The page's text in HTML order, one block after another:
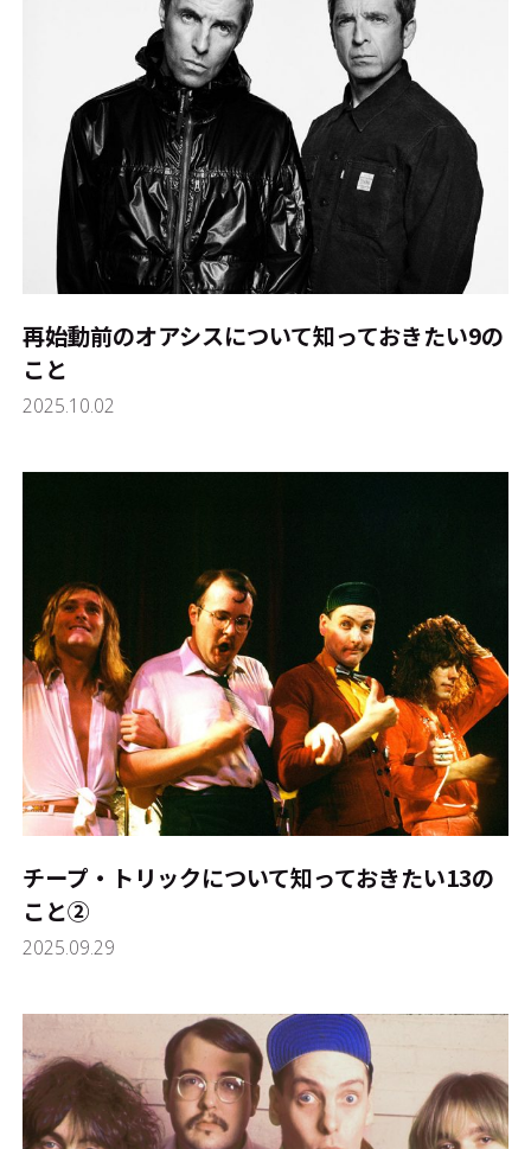
再始動前のオアシスについて知っておきたい9の
こと
2025.10.02
チープ・トリックについて知っておきたい13の
こと②
2025.09.29